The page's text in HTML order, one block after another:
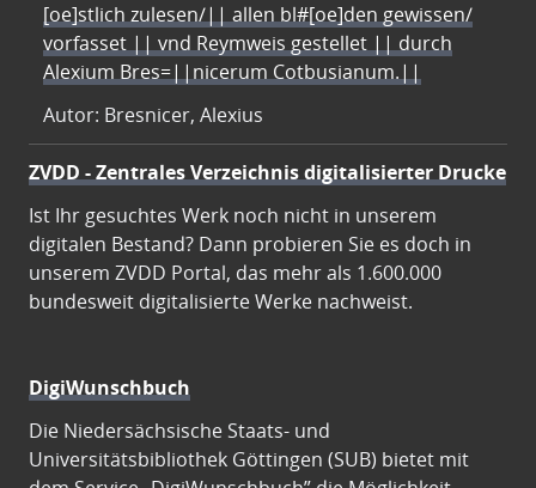
[oe]stlich zulesen/|| allen bl#[oe]den gewissen/
vorfasset || vnd Reymweis gestellet || durch
Alexium Bres=||nicerum Cotbusianum.||
Autor: Bresnicer, Alexius
ZVDD - Zentrales Verzeichnis digitalisierter Drucke
Ist Ihr gesuchtes Werk noch nicht in unserem
digitalen Bestand? Dann probieren Sie es doch in
unserem ZVDD Portal, das mehr als 1.600.000
bundesweit digitalisierte Werke nachweist.
DigiWunschbuch
Die Niedersächsische Staats- und
Universitätsbibliothek Göttingen (SUB) bietet mit